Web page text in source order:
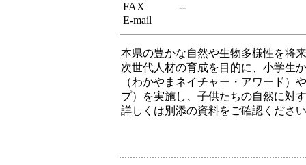
FAX
--
E-mail
本県の豊かな自然や生物多様性を将
次世代人材の育成を目的に、小学生
（わかやまネイチャー・アワード）
プ）を実施し、子供たちの自然に対
詳しくは別添の資料をご確認くださ